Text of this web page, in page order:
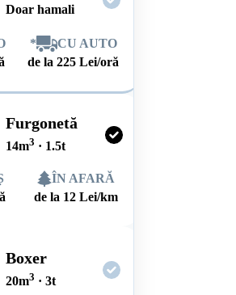
Doar hamali
*
CU AUTO
de la225 Lei/oră
Furgonetă
14m3 · 1.5t
ÎN AFARĂ
de la 12 Lei/km
Boxer
20m3 · 3t